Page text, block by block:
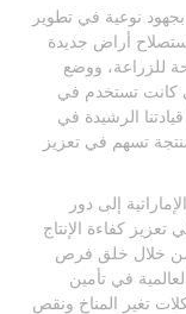
نوعية في تطوير
أراض جديدة
للزراعة، ووضع
كانت تستخدم في
الرشيدة في
تسهم في تعزيز
إلى دور
تعزيز كفاءة
الإنتاج
من خلال خلق فرص
في تأمين
تغير المناخ ونقص